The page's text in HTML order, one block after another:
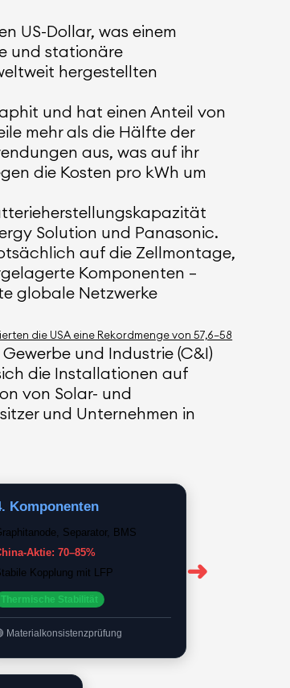
US-Dollar, was einem
und stationäre
hergestellten
und hat einen Anteil von
mehr als die Hälfte der
aus, was auf ihr
die Kosten pro kWh um
Solution und Panasonic.
auf die Zellmontage,
Komponenten –
globale Netzwerke
die USA eine Rekordmenge von 57,6–58
und Industrie (C&I)
die Installationen auf
von Solar- und
und Unternehmen in
Komponenten
Separator, BMS
Aktie: 70–85%
Kopplung mit LFP
Thermische Stabilität
Materialkonsistenzprüfung
➜